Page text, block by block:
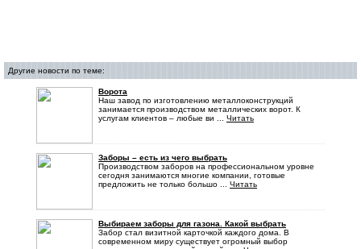
Другие новости по теме:
Ворота
Наш завод по изготовлению металлоконструкций
занимается производством металлических ворот. К
услугам клиентов – любые ви ... Читать
Заборы – есть из чего выбрать
Производством заборов на профессиональном уровне
сегодня занимаются многие компании, готовые
предложить не только большо ... Читать
Выбираем заборы для газона. Какой выбрать
Забор стал визитной карточкой каждого дома. В
современном миру существует огромный выбор